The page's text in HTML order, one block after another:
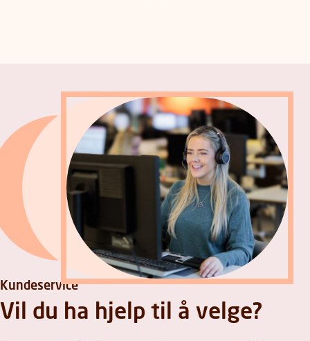
Kundeservice
Vil du ha hjelp til å velge?